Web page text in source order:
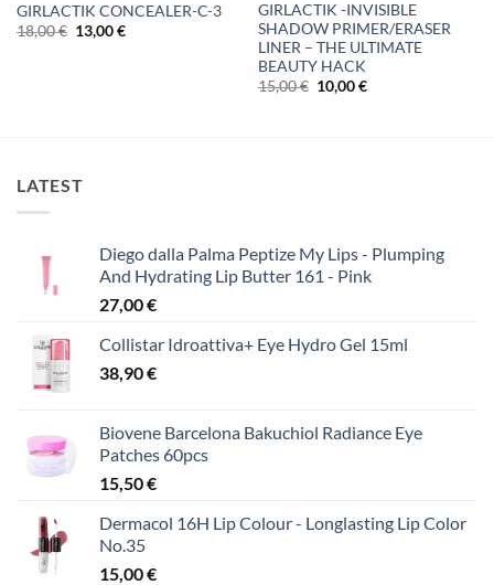
GIRLACTIK CONCEALER-C-3
18,00€ Original
price
13,00€Η
GIRLACTIK -INVISIBLE
SHADOW PRIMER/ERASER
LINER – THE ULTIMATE
BEAUTY HACK
15,00€ Original
price
10,00€Η
LATEST
Diego dalla Palma Peptize My Lips - Plumping
And Hydrating Lip Butter 161 - Pink
27,00€
Collistar Idroattiva+ Eye Hydro Gel 15ml
38,90€
Biovene Barcelona Bakuchiol Radiance Eye
Patches 60pcs
15,50€
Dermacol 16H Lip Colour - Longlasting Lip Color
No.35
15,00€